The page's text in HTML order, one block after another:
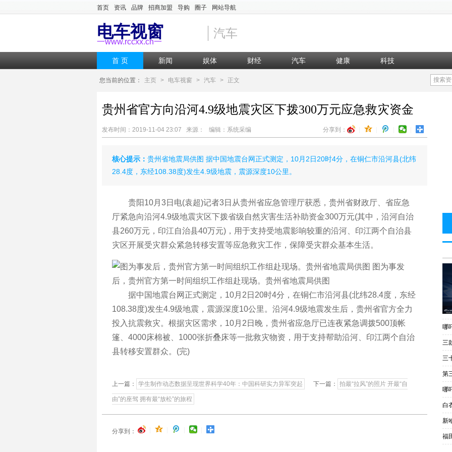
首页 资讯 品牌 招商加盟 导购 圈子 网站导航
电车视窗
一www.rccxx.cn一
汽车
首 页 新闻 娱体 财经 汽车 健康 科技
您当前的位置： 主页 > 电车视窗 > 汽车 > 正文 搜索
贵州省官方向沿河4.9级地震灾区下拨300万元应急救灾资金
分享到：
发布时间：2019-11-04 23:07 来源： 编辑：系统采编
核心提示： 贵州省地震局供图 据中国地震台网正式测定，10月2日20时4分，在铜仁市沿河县(北纬
28.4度，东经108.38度)发生4.9级地震，震源深度10公里。
贵阳10月3日电(袁超)记者3日从贵州省应急管理厅获悉，贵州省财政厅、省应急
厅紧急向沿河4.9级地震灾区下拨省级自然灾害生活补助资金300万元(其中，沿河自治
县260万元，印江自治县40万元)，用于支持受地震影响较重的沿河、印江两个自治县
灾区开展受灾群众紧急转移安置等应急救灾工作，保障受灾群众基本生活。
图为事发
后，贵州官方第一时间组织工作组赴现场。贵州省地震局供图
据中国地震台网正式测定，10月2日20时4分，在铜仁市沿河县(北纬28.4度，东经
108.38度)发生4.9级地震，震源深度10公里。沿河4.9级地震发生后，贵州省官方全力
投入抗震救灾。根据灾区需求，10月2日晚，贵州省应急厅已连夜紧急调拨500顶帐
篷、4000床棉被、1000张折叠床等一批救灾物资，用于支持帮助沿河、印江两个自治
县转移安置群众。(完)
上一篇： 学生制作动态数据呈现世界科学40年：中国科研实力异军突起 下一篇： 拍最“拉风”的照片 开最“自
由”的座驾 拥有最“放松”的旅程
分享到：
哪
三
三
第
哪
白
新
福